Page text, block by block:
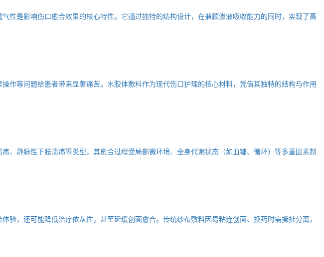
性是影响伤口愈合效果的核心特性。它通过独特的结构设计，在兼顾渗液吸收能力的同时，实现了高
作等问题给患者带来显著痛苦。水胶体敷料作为现代伤口护理的核心材料，凭借其独特的结构与作用
、静脉性下肢溃疡等类型，其愈合过程受局部微环境、全身代谢状态（如血糖、循环）等多重因素制
，还可能降低治疗依从性，甚至延缓创面愈合。传统纱布敷料因易粘连创面、换药时需撕扯分离，